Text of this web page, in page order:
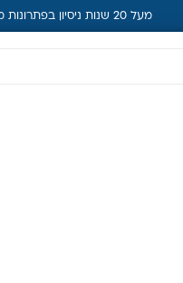
מעל 20 שנות ניסיון בפתרונות מים בריאים